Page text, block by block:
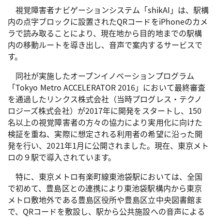
視覚障害者ナビゲーションシステム「shikAI」は、駅構
内の点字ブロックに設置されたQRコードをiPhoneのカメ
ラで読み取ることにより、現在地から目的地までの駅構
内の移動ルートを導き出し、音声で案内するサービスで
す。
同社が実施したオープンイノベーションプログラム
「Tokyo Metro ACCELERATOR 2016」において最終審査
を通過したリンクス株式会社（当時プログレス・テクノ
ロジーズ株式会社）が2017年に開発をスタートし、150
名以上の視覚障害者の方々の協力により実用化に向けた
検証を重ね、実際に想定される利用者の希望に沿った開
発を行い、2021年1月に公開されました。現在、東京メト
ロの９駅で導入されています。
特に、東京メトロ有楽町線東池袋駅においては、全国
で初めて、豊島区との連携により東池袋駅構内から東京
メトロ敷地外である豊島区役所や豊島区立中央図書館ま
で、QRコードを敷設し、駅から公共施設への音声による